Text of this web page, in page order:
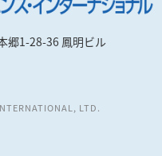
郷1-28-36 鳳明ビル
LTD.